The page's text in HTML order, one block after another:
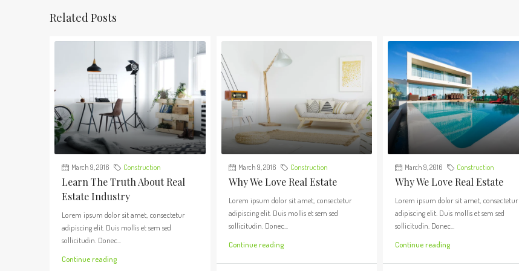
Related Posts
March 9, 2016 Construction
Learn The Truth About Real
Estate Industry
Lorem ipsum dolor sit amet, consectetur
adipiscing elit. Duis mollis et sem sed
sollicitudin. Donec...
Continue reading
March 9, 2016 Construction
Why We Love Real Estate
Lorem ipsum dolor sit amet, consectetur
adipiscing elit. Duis mollis et sem sed
sollicitudin. Donec...
Continue reading
March 9, 2016 Construction
Why We Love Real Estate
Lorem ipsum dolor sit amet, consectetur
adipiscing elit. Duis mollis et sem sed
sollicitudin. Donec...
Continue reading